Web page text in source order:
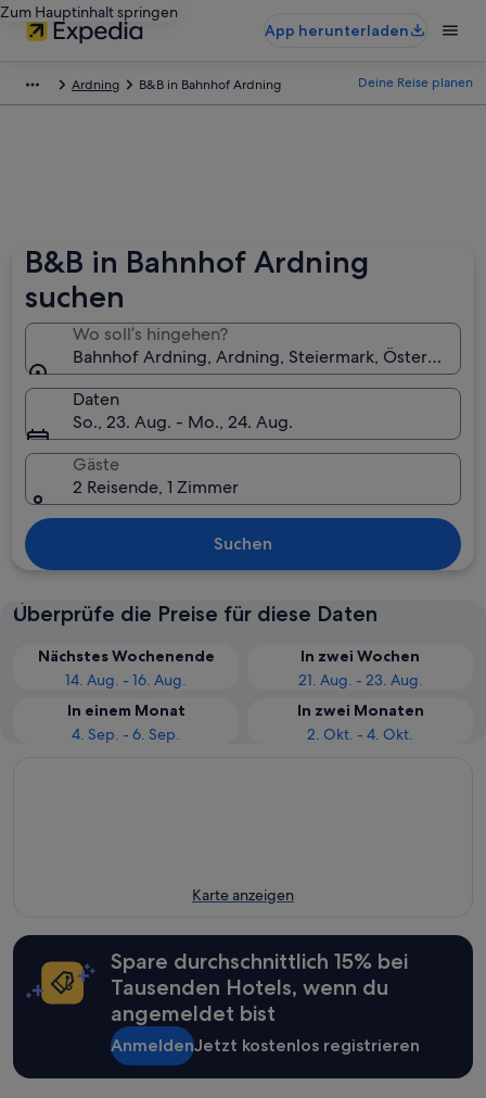
Zum Hauptinhalt springen
App herunterladen
Ardning B&B in Bahnhof Ardning Deine Reise planen
B&B in Bahnhof Ardning
suchen
Wo soll’s hingehen?
Bahnhof Ardning, Ardning, Steiermark, Österreich
Daten
So., 23. Aug. - Mo., 24. Aug.
Gäste
2 Reisende, 1 Zimmer
Suchen
Überprüfe die Preise für diese Daten
Nächstes Wochenende
14. Aug. - 16. Aug.
In zwei Wochen
21. Aug. - 23. Aug.
In einem Monat
4. Sep. - 6. Sep.
In zwei Monaten
2. Okt. - 4. Okt.
Karte anzeigen
Spare durchschnittlich 15% bei
Tausenden Hotels, wenn du
angemeldet bist
AnmeldenJetzt kostenlos registrieren